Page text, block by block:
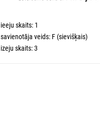
ieeju skaits: 1
savienotāja veids: F (sievišķais)
izeju skaits: 3